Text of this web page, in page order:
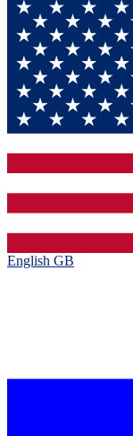
English GB‎